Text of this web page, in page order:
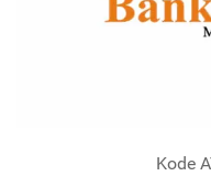
Kode